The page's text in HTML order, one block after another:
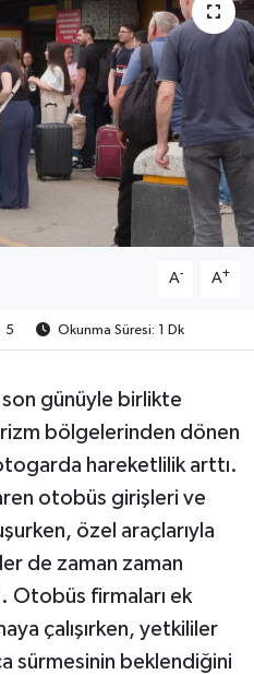
A- A+
5 Okunma Süresi: 1 Dk
son günüyle birlikte
bölgelerinden dönen
hareketlilik arttı.
otobüs girişleri ve
özel araçlarıyla
de zaman zaman
Otobüs firmaları ek
çalışırken, yetkililer
sürmesinin beklendiğini